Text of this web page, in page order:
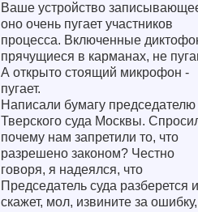
Ваше устройство
оно очень пугает участников
процесса. Включенные
прячущиеся в карманах, не
А открыто стоящий микрофон -
пугает.
Написали бумагу председателю
Тверского суда Москвы.
почему нам запретили то, что
разрешено законом? Честно
говоря, я надеялся, что
Председатель суда разберется и
скажет, мол, извините за ошибку,